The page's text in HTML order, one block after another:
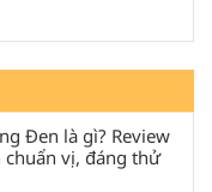
Đen là gì? Review
vị, đáng thử